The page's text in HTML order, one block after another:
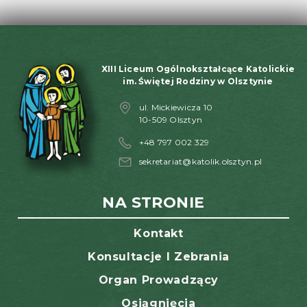
XIII Liceum Ogólnokształcące Katolickie
im. Świętej Rodziny w Olsztynie
ul. Mickiewicza 10
10-509 Olsztyn
+48 797 002 329
sekretariat@katolik.olsztyn.pl
NA STRONIE
Kontakt
Konsultacje I Zebrania
Organ Prowadzący
Osiągnięcia